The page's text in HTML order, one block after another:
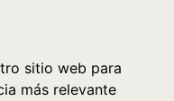
sitio web para
más relevante